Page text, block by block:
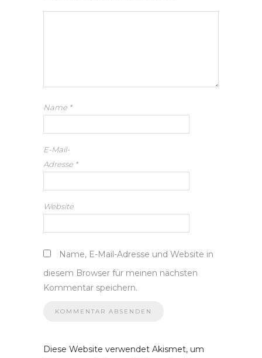
Name *
E-Mail-
Adresse *
Website
Name, E-Mail-Adresse und Website in
diesem Browser für meinen nächsten
Kommentar speichern.
Diese Website verwendet Akismet, um